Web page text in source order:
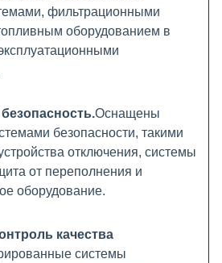
фильтрационными
оборудованием в
Оснащены
безопасности, такими
отключения, системы
от переполнения и
оборудование.
качества
системы